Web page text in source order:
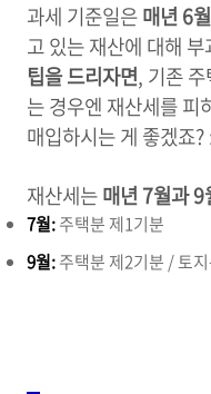
과세 기준일은매년 6
고 있는 재산에 대해
팁을 드리자면, 기존
는 경우엔 재산세를 피
매입하시는 게 좋겠죠?
재산세는매년 7월과 9
7월:주택분 제1기분
9월:주택분 제2기분 / 토